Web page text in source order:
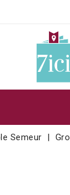
Semeur